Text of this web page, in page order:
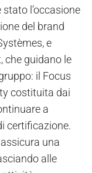
stato l’occasione
del brand
e
che guidano le
il Focus
costituita dai
a
certificazione.
una
alle